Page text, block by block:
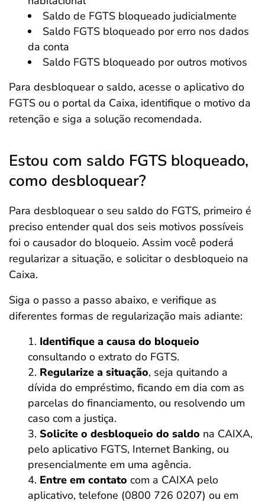
Saldo de FGTS bloqueado judicialmente
Saldo FGTS bloqueado por erro nos dados
da conta
Saldo FGTS bloqueado por outros motivos
Para desbloquear o saldo, acesse o aplicativo do
FGTS ou o portal da Caixa, identifique o motivo da
retenção e siga a solução recomendada.
Estou com saldo FGTS bloqueado,
como desbloquear?
Para desbloquear o seu saldo do FGTS, primeiro é
preciso entender qual dos seis motivos possíveis
foi o causador do bloqueio. Assim você poderá
regularizar a situação, e solicitar o desbloqueio na
Caixa.
Siga o passo a passo abaixo, e verifique as
diferentes formas de regularização mais adiante:
Identifique a causa do bloqueio
consultando o extrato do FGTS.
Regularize a situação, seja quitando a
dívida do empréstimo, ficando em dia com as
parcelas do financiamento, ou resolvendo um
caso com a justiça.
Solicite o desbloqueio do saldo na CAIXA,
pelo aplicativo FGTS, Internet Banking, ou
presencialmente em uma agência.
Entre em contato com a CAIXA pelo
aplicativo, telefone (0800 726 0207) ou em